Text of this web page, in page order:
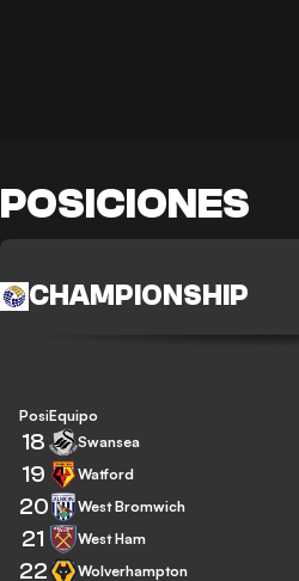
POSICIONES
CHAMPIONSHIP
Posición
Equipo
18 Swansea
19 Watford
20 West Bromwich
21 West Ham
22 Wolverhampton